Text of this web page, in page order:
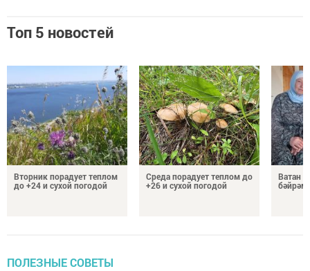
Топ 5 новостей
Вторник порадует теплом
до +24 и сухой погодой
Среда порадует теплом до
+26 и сухой погодой
Ватан
бәйрәм
ПОЛЕЗНЫЕ СОВЕТЫ